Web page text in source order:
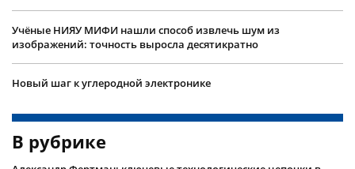
Учëные НИЯУ МИФИ нашли способ извлечь шум из
изображений: точность выросла десятикратно
Новый шаг к углеродной электронике
В рубрике